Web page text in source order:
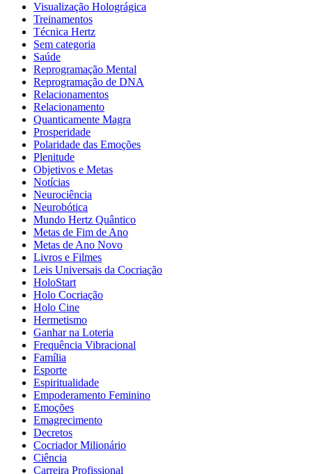
Visualização Holográgica
Treinamentos
Técnica Hertz
Sem categoria
Saúde
Reprogramação Mental
Reprogramação de DNA
Relacionamentos
Relacionamento
Quanticamente Magra
Prosperidade
Polaridade das Emoções
Plenitude
Objetivos e Metas
Notícias
Neurociência
Neurobótica
Mundo Hertz Quântico
Metas de Fim de Ano
Metas de Ano Novo
Livros e Filmes
Leis Universais da Cocriação
HoloStart
Holo Cocriação
Holo Cine
Hermetismo
Ganhar na Loteria
Frequência Vibracional
Família
Esporte
Espiritualidade
Empoderamento Feminino
Emoções
Emagrecimento
Decretos
Cocriador Milionário
Ciência
Carreira Profissional